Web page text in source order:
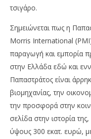
τσιγάρο.
Σημειώνεται πως η
Morris International
παραγωγή και εμπορία
στην Ελλάδα εδώ και
Παπαστράτος είναι
βιομηχανίας, την
την προσφορά στην
σελίδα στην ιστορία
ύψους 300 εκατ. ευρώ,